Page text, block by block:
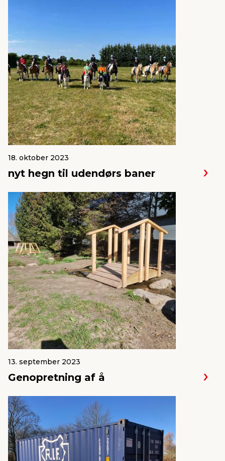
18. oktober 2023
nyt hegn til udendørs baner
13. september 2023
Genopretning af å